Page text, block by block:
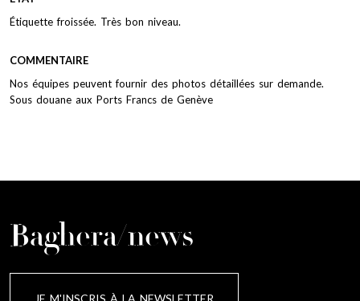
Étiquette froissée. Très bon niveau.
COMMENTAIRE
Nos équipes peuvent fournir des photos détaillées sur demande.
Sous douane aux Ports Francs de Genève
Baghera/news
JE M'INSCRIS À LA NEWSLETTER